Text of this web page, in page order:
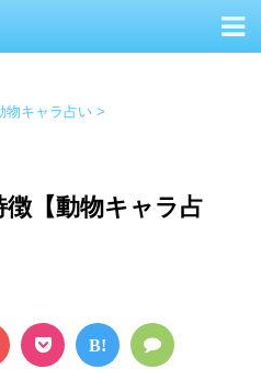
物キャラ占い >
【動物キャラ占
B!